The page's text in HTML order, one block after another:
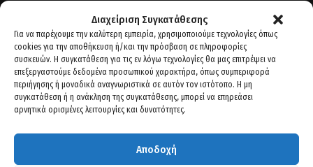
Διαχείριση Συγκατάθεσης
Για να παρέχουμε την καλύτερη εμπειρία, χρησιμοποιούμε τεχνολογίες όπως
cookies για την αποθήκευση ή/και την πρόσβαση σε πληροφορίες
συσκευών. Η συγκατάθεση για τις εν λόγω τεχνολογίες θα μας επιτρέψει να
επεξεργαστούμε δεδομένα προσωπικού χαρακτήρα, όπως συμπεριφορά
περιήγησης ή μοναδικά αναγνωριστικά σε αυτόν τον ιστότοπο. Η μη
συγκατάθεση ή η ανάκληση της συγκατάθεσης, μπορεί να επηρεάσει
αρνητικά ορισμένες λειτουργίες και δυνατότητες.
Αποδοχή